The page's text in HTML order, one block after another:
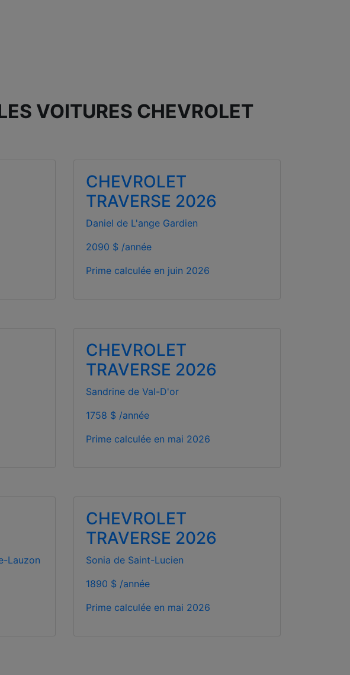
VOITURES CHEVROLET
CHEVROLET
TRAVERSE 2026
Daniel de L'ange Gardien
2090 $ /année
Prime calculée en juin 2026
CHEVROLET
TRAVERSE 2026
Sandrine de Val-D'or
1758 $ /année
Prime calculée en mai 2026
Lauzon
CHEVROLET
TRAVERSE 2026
Sonia de Saint-Lucien
1890 $ /année
Prime calculée en mai 2026